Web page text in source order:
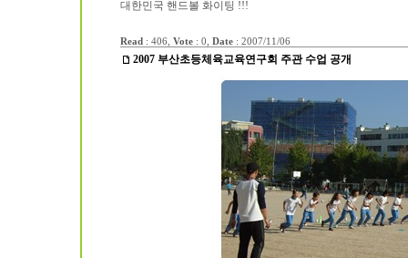
대한민국 핸드볼 화이팅 !!!
Read : 406, Vote: 0, Date: 2007/11/06
2007 부산초등체육교육연구회 주관 수업 공개